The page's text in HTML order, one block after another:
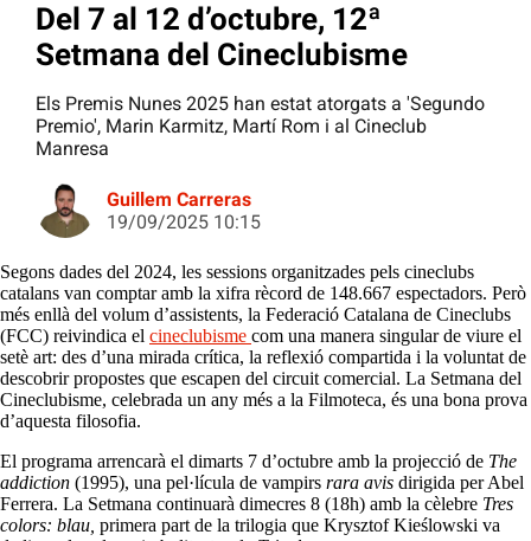
Del 7 al 12 d’octubre, 12ª
Setmana del Cineclubisme
Els Premis Nunes 2025 han estat atorgats a 'Segundo
Premio', Marin Karmitz, Martí Rom i al Cineclub
Manresa
Guillem Carreras
19/09/2025 10:15
Segons dades del 2024, les sessions organitzades pels cineclubs
catalans van comptar amb la xifra rècord de 148.667 espectadors. Però
més enllà del volum d’assistents, la Federació Catalana de Cineclubs
(FCC) reivindica el cineclubisme com una manera singular de viure el
setè art: des d’una mirada crítica, la reflexió compartida i la voluntat de
descobrir propostes que escapen del circuit comercial. La Setmana del
Cineclubisme, celebrada un any més a la Filmoteca, és una bona prova
d’aquesta filosofia.
El programa arrencarà el dimarts 7 d’octubre amb la projecció de The
addiction (1995), una pel·lícula de vampirs rara avis dirigida per Abel
Ferrera. La Setmana continuarà dimecres 8 (18h) amb la cèlebre Tres
colors: blau, primera part de la trilogia que Krysztof Kieślowski va